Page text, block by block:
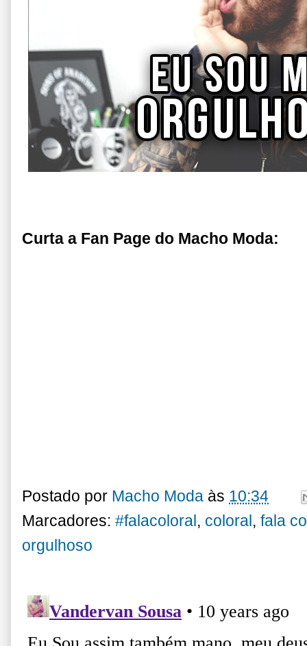
Curta a Fan Page do Macho Moda:
Postado por Macho Moda às 10:34
Marcadores: #falacoloral , coloral , fala
orgulhoso